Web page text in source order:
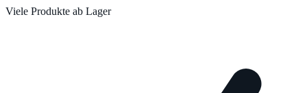
Viele Produkte ab Lager